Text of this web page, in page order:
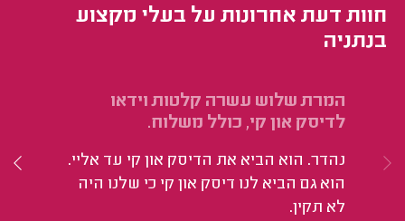
חוות דעת אחרונות על בעלי מקצוע
בנתניה
המרת שלוש עשרה קלטות וידאו
לדיסק און קי, כולל משלוח.
נהדר. הוא הביא את הדיסק און קי עד אליי.
הוא גם הביא לנו דיסק און קי כי שלנו היה
לא תקין.